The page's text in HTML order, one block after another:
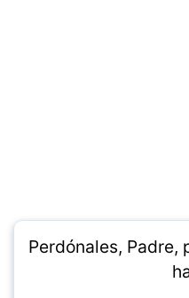
Perdónales, Padre,